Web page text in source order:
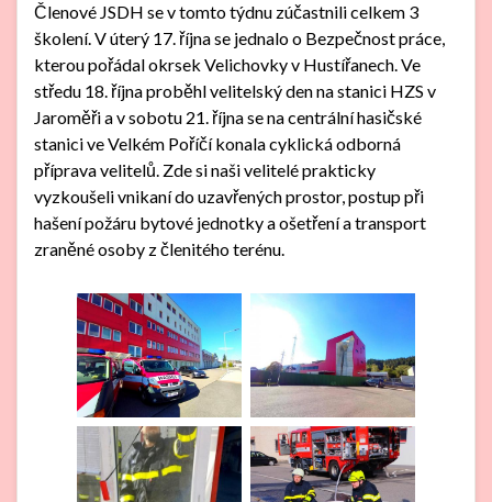
Členové JSDH se v tomto týdnu zúčastnili celkem 3
školení. V úterý 17. října se jednalo o Bezpečnost práce,
kterou pořádal okrsek Velichovky v Hustířanech. Ve
středu 18. října proběhl velitelský den na stanici HZS v
Jaroměři a v sobotu 21. října se na centrální hasičské
stanici ve Velkém Poříčí konala cyklická odborná
příprava velitelů. Zde si naši velitelé prakticky
vyzkoušeli vnikaní do uzavřených prostor, postup při
hašení požáru bytové jednotky a ošetření a transport
zraněné osoby z členitého terénu.